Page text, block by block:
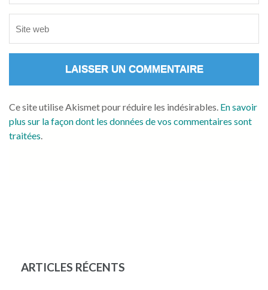
Ce site utilise Akismet pour réduire les indésirables. En savoir
plus sur la façon dont les données de vos commentaires sont
traitées.
ARTICLES RÉCENTS